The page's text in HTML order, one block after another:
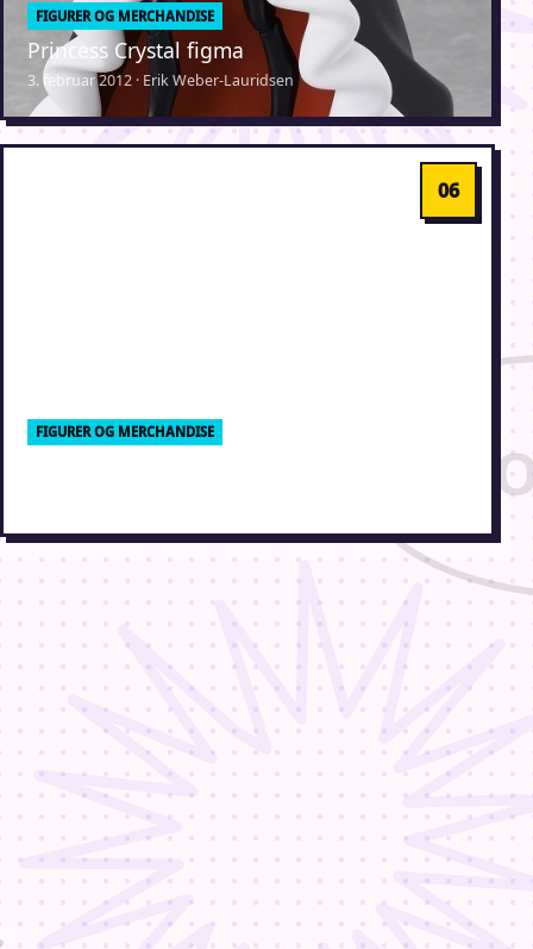
FIGURER OG MERCHANDISE
Princess Crystal figma
3. februar 2012 · Erik Weber-Lauridsen
FIGURER OG MERCHANDISE